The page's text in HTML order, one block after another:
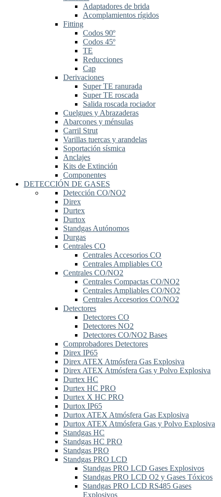
Adaptadores de brida
Acomplamientos rígidos
Fitting
Codos 90º
Codos 45º
TE
Reducciones
Cap
Derivaciones
Super TE ranurada
Super TE roscada
Salida roscada rociador
Cuelgues y Abrazaderas
Abarcones y ménsulas
Carril Strut
Varillas tuercas y arandelas
Soportación sísmica
Anclajes
Kits de Extinción
Componentes
DETECCIÓN DE GASES
Detección CO/NO2
Direx
Durtex
Durtox
Standgas Autónomos
Durgas
Centrales CO
Centrales Accesorios CO
Centrales Ampliables CO
Centrales CO/NO2
Centrales Compactas CO/NO2
Centrales Ampliables CO/NO2
Centrales Accesorios CO/NO2
Detectores
Detectores CO
Detectores NO2
Detectores CO/NO2 Bases
Comprobadores Detectores
Direx IP65
Direx ATEX Atmósfera Gas Explosiva
Direx ATEX Atmósfera Gas y Polvo Explosiva
Durtex HC
Durtex HC PRO
Durtex X HC PRO
Durtox IP65
Durtox ATEX Atmósfera Gas Explosiva
Durtox ATEX Atmósfera Gas y Polvo Explosiva
Standgas HC
Standgas HC PRO
Standgas PRO
Standgas PRO LCD
Standgas PRO LCD Gases Explosivos
Standgas PRO LCD O2 y Gases Tóxicos
Standgas PRO LCD RS485 Gases
Explosivos